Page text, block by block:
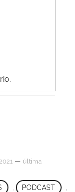
— última
PODCAST